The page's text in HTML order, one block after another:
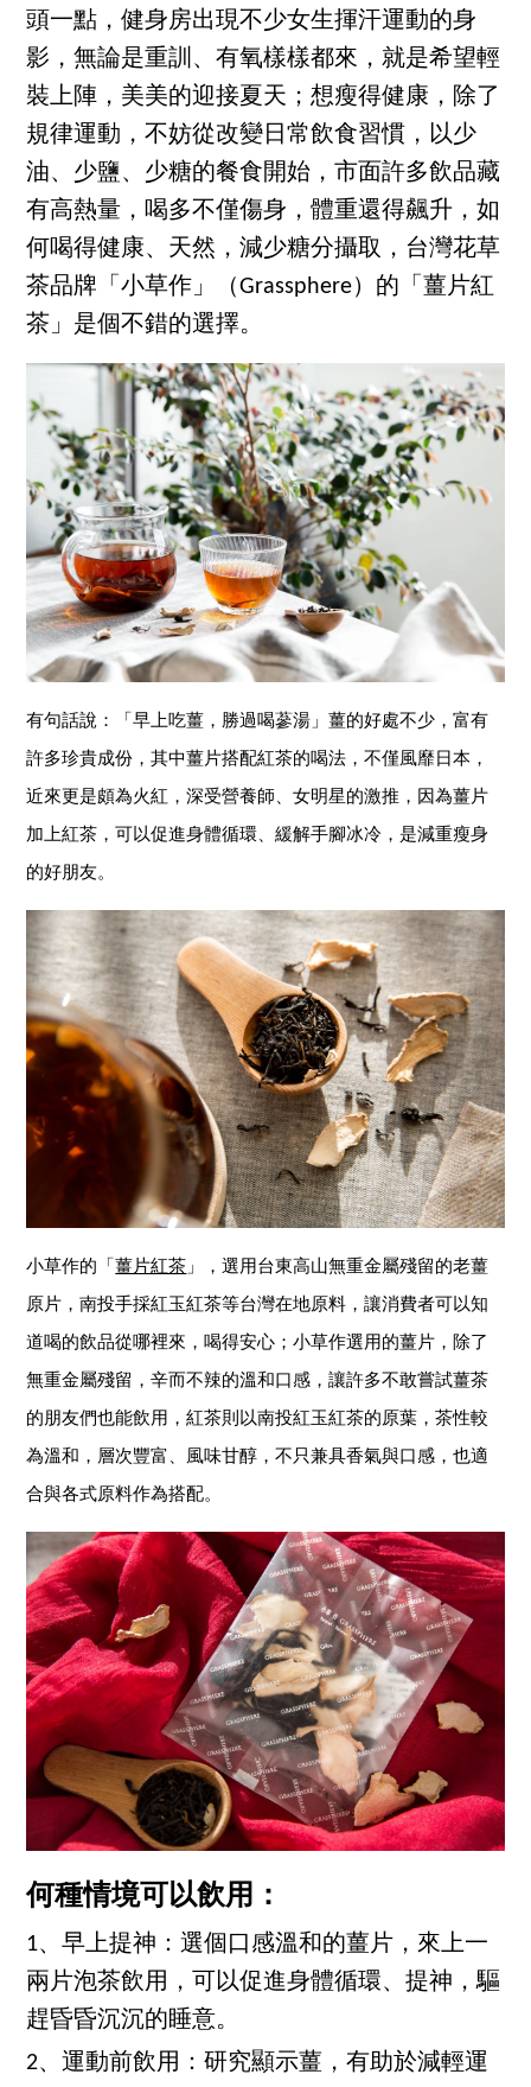
頭一點，健身房出現不少女生揮汗運動的身
影，無論是重訓、有氧樣樣都來，就是希望輕
裝上陣，美美的迎接夏天；想瘦得健康，除了
規律運動，不妨從改變日常飲食習慣，以少
油、少鹽、少糖的餐食開始，市面許多飲品藏
有高熱量，喝多不僅傷身，體重還得飆升，如
何喝得健康、天然，減少糖分攝取，台灣花草
茶品牌「小草作」（Grassphere）的「薑片紅
茶」是個不錯的選擇。
有句話說：「早上吃薑，勝過喝蔘湯」薑的好處不少，富有
許多珍貴成份，其中薑片搭配紅茶的喝法，不僅風靡日本，
近來更是頗為火紅，深受營養師、女明星的激推，因為薑片
加上紅茶，可以促進身體循環、緩解手腳冰冷，是減重瘦身
的好朋友。
小草作的「薑片紅茶 」
，選用台東高山無重金屬殘留的老薑
原片，南投手採紅玉紅茶等台灣在地原料，讓消費者可以知
道喝的飲品從哪裡來，喝得安心；小草作選用的薑片，除了
無重金屬殘留，辛而不辣的溫和口感，讓許多不敢嘗試薑茶
的朋友們也能飲用，紅茶則以南投紅玉紅茶的原葉，茶性較
為溫和，層次豐富、風味甘醇，不只兼具香氣與口感，也適
合與各式原料作為搭配。
何種情境可以飲用：
1、早上提神：選個口感溫和的薑片，來上一
兩片泡茶飲用，可以促進身體循環、提神，驅
趕昏昏沉沉的睡意。
2、運動前飲用：研究顯示薑，有助於減輕運